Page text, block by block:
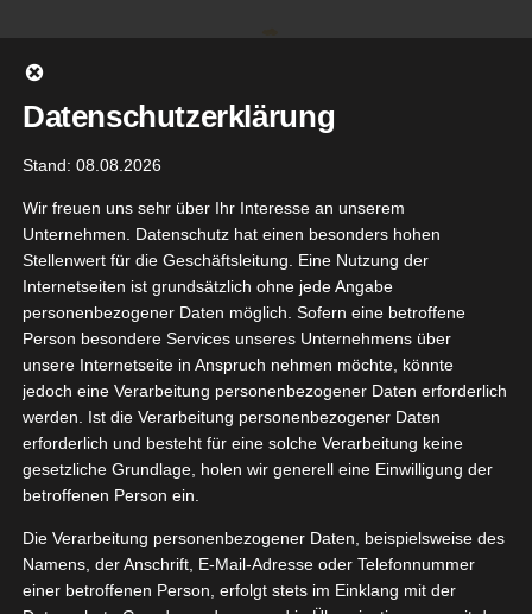
springen
Gehe zu ...
09, 2025
Soft
Haar
Lifestyle
Pflege
Datenschutzerklärung
Stand: 08.08.2026
Wir freuen uns sehr über Ihr Interesse an unserem
Unternehmen. Datenschutz hat einen besonders hohen
Stellenwert für die Geschäftsleitung. Eine Nutzung der
Internetseiten ist grundsätzlich ohne jede Angabe
personenbezogener Daten möglich. Sofern eine betroffene
Person besondere Services unseres Unternehmens über
unsere Internetseite in Anspruch nehmen möchte, könnte
jedoch eine Verarbeitung personenbezogener Daten erforderlich
werden. Ist die Verarbeitung personenbezogener Daten
erforderlich und besteht für eine solche Verarbeitung keine
gesetzliche Grundlage, holen wir generell eine Einwilligung der
betroffenen Person ein.
Die Verarbeitung personenbezogener Daten, beispielsweise des
Namens, der Anschrift, E-Mail-Adresse oder Telefonnummer
einer betroffenen Person, erfolgt stets im Einklang mit der